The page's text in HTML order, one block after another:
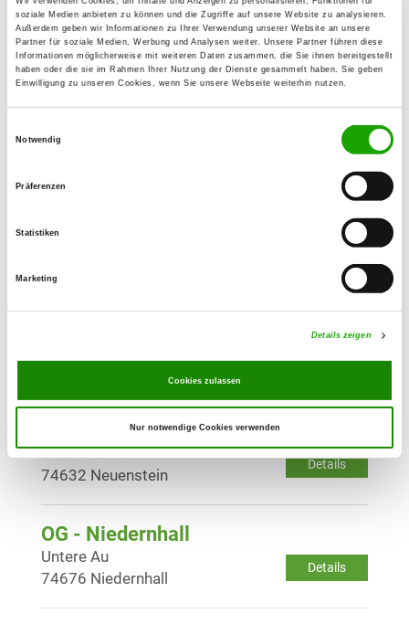
soziale Medien anbieten zu können und die Zugriffe auf unsere Website zu analysieren.
Außerdem geben wir Informationen zu Ihrer Verwendung unserer Website an unsere
Partner für soziale Medien, Werbung und Analysen weiter. Unsere Partner führen diese
Informationen möglicherweise mit weiteren Daten zusammen, die Sie ihnen bereitgestellt
haben oder die sie im Rahmen Ihrer Nutzung der Dienste gesammelt haben. Sie geben
Einwilligung zu unseren Cookies, wenn Sie unsere Webseite weiterhin nutzen.
Notwendig
Präferenzen
Statistiken
Marketing
Details zeigen
Cookies zulassen
Nur notwendige Cookies verwenden
OG - Bad Friedrichshall
Details
Wendelinusstr. 50
74177 Bad Friedrichshall
Details
Obergriesheimer Bergfeld 1
OG - Hohenlohe-Öhringen e.V.
Details
OG - Neuenstein e.V.
Details
Straßenäcker 1
74632 Neuenstein
OG - Niedernhall
Details
Untere Au
74676 Niedernhall